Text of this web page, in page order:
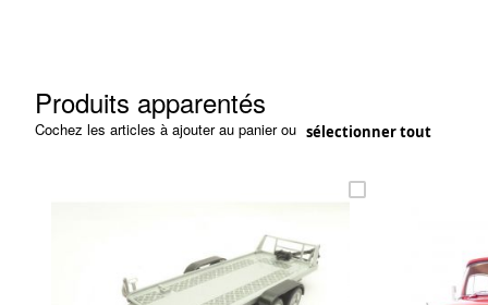
Produits apparentés
Cochez les articles à ajouter au panier ou sélectionner tout